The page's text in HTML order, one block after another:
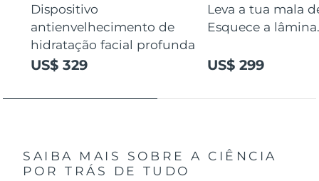
Dispositivo
antienvelhecimento de
hidratação facial profunda
US$ 329
Leva a tua mala
Esquece a
US$ 299
SAIBA MAIS SOBRE A CIÊNCIA
POR TRÁS DE TUDO